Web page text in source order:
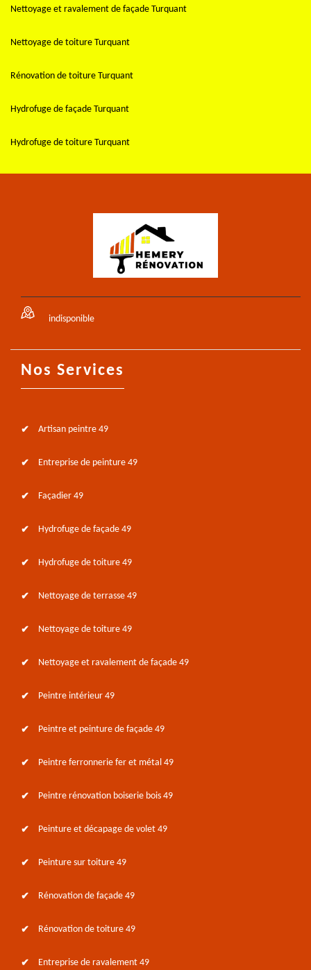
Nettoyage et ravalement de façade Turquant
Nettoyage de toiture Turquant
Rénovation de toiture Turquant
Hydrofuge de façade Turquant
Hydrofuge de toiture Turquant
indisponible
Nos Services
Artisan peintre 49
Entreprise de peinture 49
Façadier 49
Hydrofuge de façade 49
Hydrofuge de toiture 49
Nettoyage de terrasse 49
Nettoyage de toiture 49
Nettoyage et ravalement de façade 49
Peintre intérieur 49
Peintre et peinture de façade 49
Peintre ferronnerie fer et métal 49
Peintre rénovation boiserie bois 49
Peinture et décapage de volet 49
Peinture sur toiture 49
Rénovation de façade 49
Rénovation de toiture 49
Entreprise de ravalement 49